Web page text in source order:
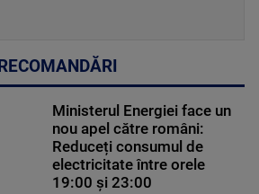
RECOMANDĂRI
Ministerul Energiei face un
nou apel către români:
Reduceți consumul de
electricitate între orele
19:00 și 23:00